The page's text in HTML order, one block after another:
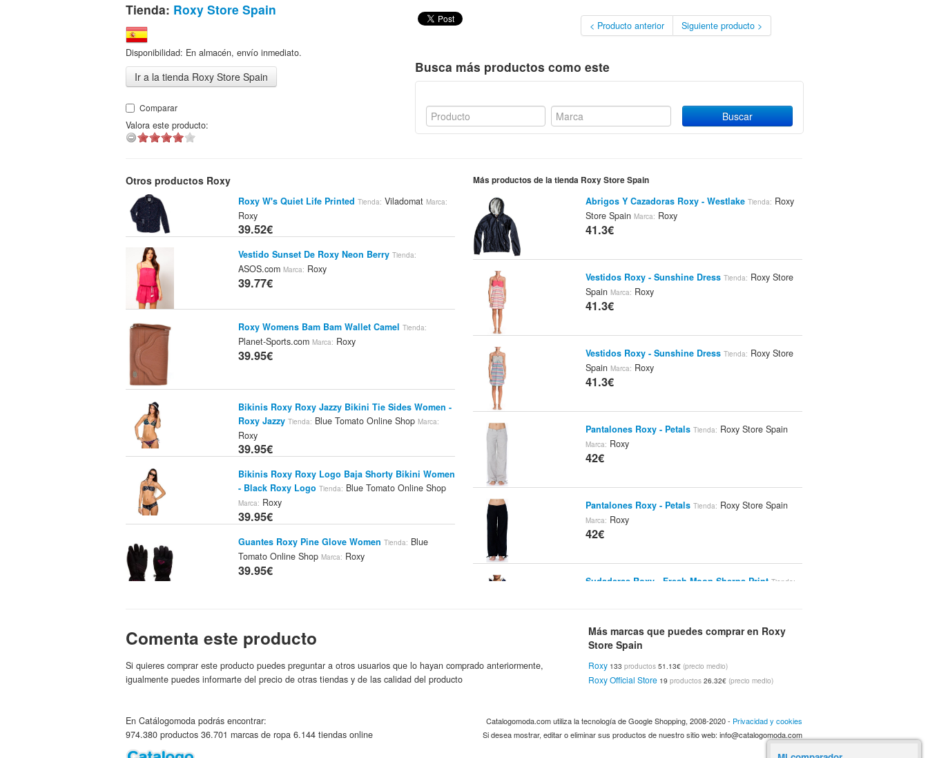
Tienda: Roxy Store Spain
Disponibilidad: En almacén, envío inmediato.
Ir a la tienda Roxy Store Spain
Comparar
Valora este producto:
< Producto anterior Siguiente producto >
Busca más productos como este
Otros productos Roxy
Roxy W's Quiet Life Printed Tienda: ViladomatMarca:
Roxy
39.52€
Vestido Sunset De Roxy Neon Berry Tienda:
ASOS.comMarca: Roxy
39.77€
Roxy Womens Bam Bam Wallet Camel Tienda:
Planet-Sports.comMarca: Roxy
39.95€
Bikinis Roxy Roxy Jazzy Bikini Tie Sides Women -
Roxy Jazzy Tienda: Blue Tomato Online ShopMarca:
Roxy
39.95€
Bikinis Roxy Roxy Logo Baja Shorty Bikini Women
- Black Roxy Logo Tienda: Blue Tomato Online Shop
Marca: Roxy
39.95€
Guantes Roxy Pine Glove Women Tienda: Blue
Tomato Online ShopMarca: Roxy
39.95€
Online Shop
Marca:
39.95€
39.95€
Más productos de la tienda Roxy Store Spain
Abrigos Y Cazadoras Roxy - Westlake Tienda: Roxy
Store Spain Marca: Roxy
41.3€
Vestidos Roxy - Sunshine Dress Tienda: Roxy Store
Spain Marca: Roxy
41.3€
Vestidos Roxy - Sunshine Dress Tienda: Roxy Store
Spain Marca: Roxy
41.3€
Pantalones Roxy - Petals Tienda: Roxy Store Spain
Marca: Roxy
42€
Pantalones Roxy - Petals Tienda: Roxy Store Spain
Marca: Roxy
42€
Sudaderas Roxy - Fresh Moon Sherpa Print Tienda:
Spain Marca:Roxy
45€
Sujetadores Deportivos Roxy - Power Bra Fit W Je
Comenta este producto
Si quieres comprar este producto puedes preguntar a otros usuarios que lo hayan comprado anteriormente,
igualmente puedes informarte del precio de otras tiendas y de las calidad del producto
Más marcas que puedes comprar en Roxy
Store Spain
Roxy 133productos 51.13€ (precio medio)
Roxy Official Store 19productos 26.32€ (precio medio)
En Catálogomoda podrás encontrar:
974.380 productos 36.701 marcas de ropa 6.144 tiendas online
Catalogomoda.com utiliza la tecnología de Google Shopping, 2008-2020 - Privacidad y cookies
Si desea mostrar, editar o eliminar sus productos de nuestro sitio web: info@catalogomoda.com